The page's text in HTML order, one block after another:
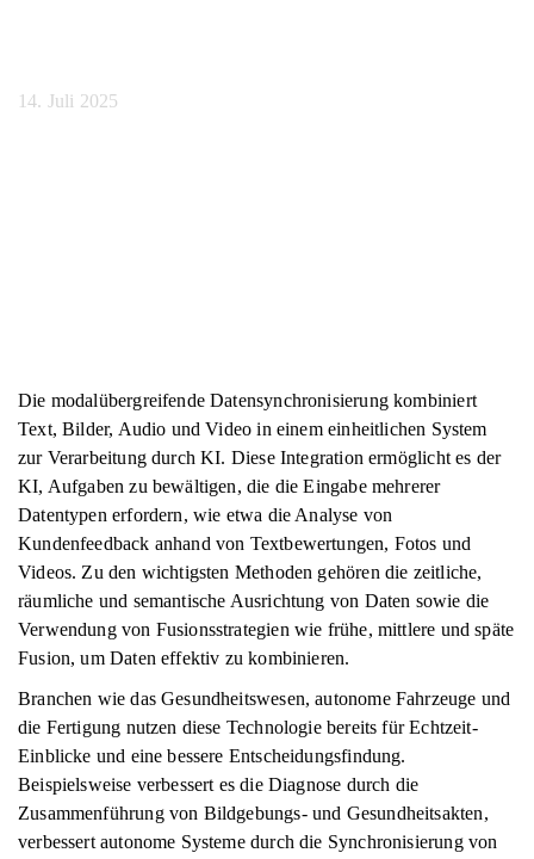
14. Juli 2025
Die modalübergreifende Datensynchronisierung kombiniert
Text, Bilder, Audio und Video in einem einheitlichen System
zur Verarbeitung durch KI. Diese Integration ermöglicht es der
KI, Aufgaben zu bewältigen, die die Eingabe mehrerer
Datentypen erfordern, wie etwa die Analyse von
Kundenfeedback anhand von Textbewertungen, Fotos und
Videos. Zu den wichtigsten Methoden gehören die zeitliche,
räumliche und semantische Ausrichtung von Daten sowie die
Verwendung von Fusionsstrategien wie frühe, mittlere und späte
Fusion, um Daten effektiv zu kombinieren.
Branchen wie das Gesundheitswesen, autonome Fahrzeuge und
die Fertigung nutzen diese Technologie bereits für Echtzeit-
Einblicke und eine bessere Entscheidungsfindung.
Beispielsweise verbessert es die Diagnose durch die
Zusammenführung von Bildgebungs- und Gesundheitsakten,
verbessert autonome Systeme durch die Synchronisierung von